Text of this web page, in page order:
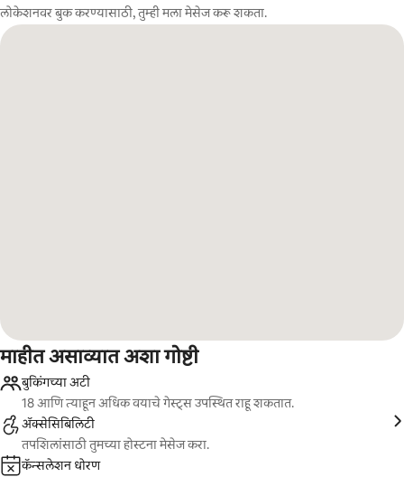
लोकेशनवर बुक करण्यासाठी, तुम्ही मला मेसेज करू शकता.
माहीत असाव्यात अशा गोष्टी
बुकिंगच्या अटी
18 आणि त्याहून अधिक वयाचे गेस्ट्स उपस्थित राहू शकतात.
ॲक्सेसिबिलिटी
तपशिलांसाठी तुमच्या होस्टना मेसेज करा.
कॅन्सलेशन धोरण